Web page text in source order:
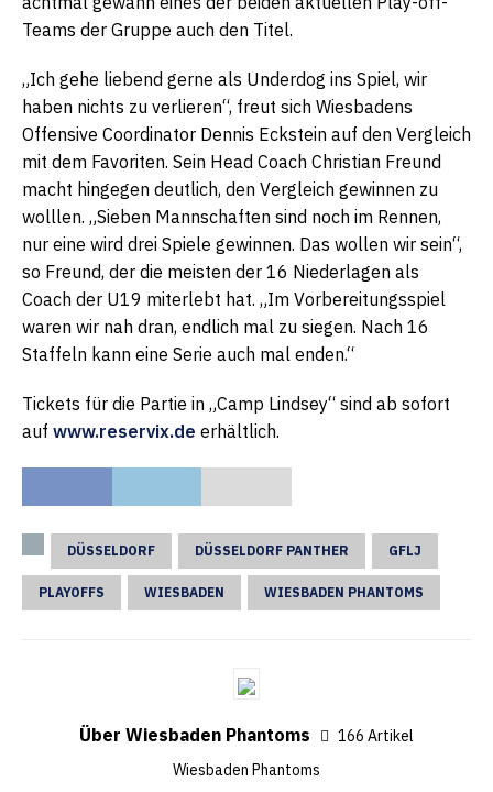
Teams der Gruppe auch den Titel.
„Ich gehe liebend gerne als Underdog ins Spiel, wir
haben nichts zu verlieren“, freut sich Wiesbadens
Offensive Coordinator Dennis Eckstein auf den Vergleich
mit dem Favoriten. Sein Head Coach Christian Freund
macht hingegen deutlich, den Vergleich gewinnen zu
wolllen. „Sieben Mannschaften sind noch im Rennen,
nur eine wird drei Spiele gewinnen. Das wollen wir sein“,
so Freund, der die meisten der 16 Niederlagen als
Coach der U19 miterlebt hat. „Im Vorbereitungsspiel
waren wir nah dran, endlich mal zu siegen. Nach 16
Staffeln kann eine Serie auch mal enden.“
Tickets für die Partie in „Camp Lindsey“ sind ab sofort
auf www.reservix.de erhältlich.
DÜSSELDORF DÜSSELDORF PANTHER GFLJ
PLAYOFFS WIESBADEN WIESBADEN PHANTOMS
Über Wiesbaden Phantoms
166 Artikel
Wiesbaden Phantoms